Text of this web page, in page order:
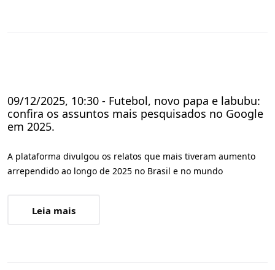
09/12/2025, 10:30 - Futebol, novo papa e labubu:
confira os assuntos mais pesquisados ​​no Google
em 2025.
A plataforma divulgou os relatos que mais tiveram aumento
arrependido ao longo de 2025 no Brasil e no mundo
Leia mais